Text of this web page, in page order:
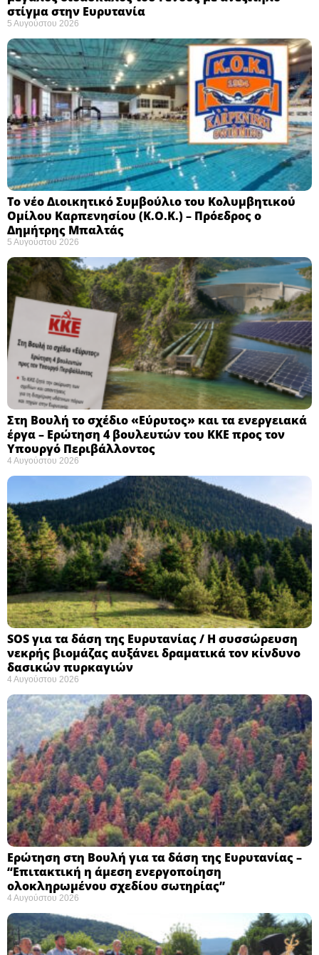
στίγμα στην Ευρυτανία
5 Αυγούστου 2026
Το νέο Διοικητικό Συμβούλιο του Κολυμβητικού
Ομίλου Καρπενησίου (Κ.Ο.Κ.) – Πρόεδρος ο
Δημήτρης Μπαλτάς
5 Αυγούστου 2026
Στη Βουλή το σχέδιο «Εύρυτος» και τα ενεργειακά
έργα – Ερώτηση 4 βουλευτών του ΚΚΕ προς τον
Υπουργό Περιβάλλοντος
4 Αυγούστου 2026
SOS για τα δάση της Ευρυτανίας / Η συσσώρευση
νεκρής βιομάζας αυξάνει δραματικά τον κίνδυνο
δασικών πυρκαγιών
4 Αυγούστου 2026
Ερώτηση στη Βουλή για τα δάση της Ευρυτανίας –
“Eπιτακτική η άμεση ενεργοποίηση
ολοκληρωμένου σχεδίου σωτηρίας”
4 Αυγούστου 2026